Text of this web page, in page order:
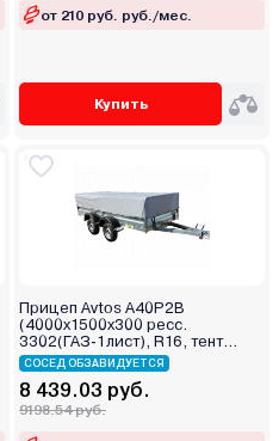
от 210 руб. руб./мес.
Купить
Прицеп Avtos A40P2B
(4000х1500х300 ресс.
3302(ГАЗ-1лист), R16, тент
400мм 2ос)
СОСЕД ОБЗАВИДУЕТСЯ
8 439.03 руб.
9198.54 руб.